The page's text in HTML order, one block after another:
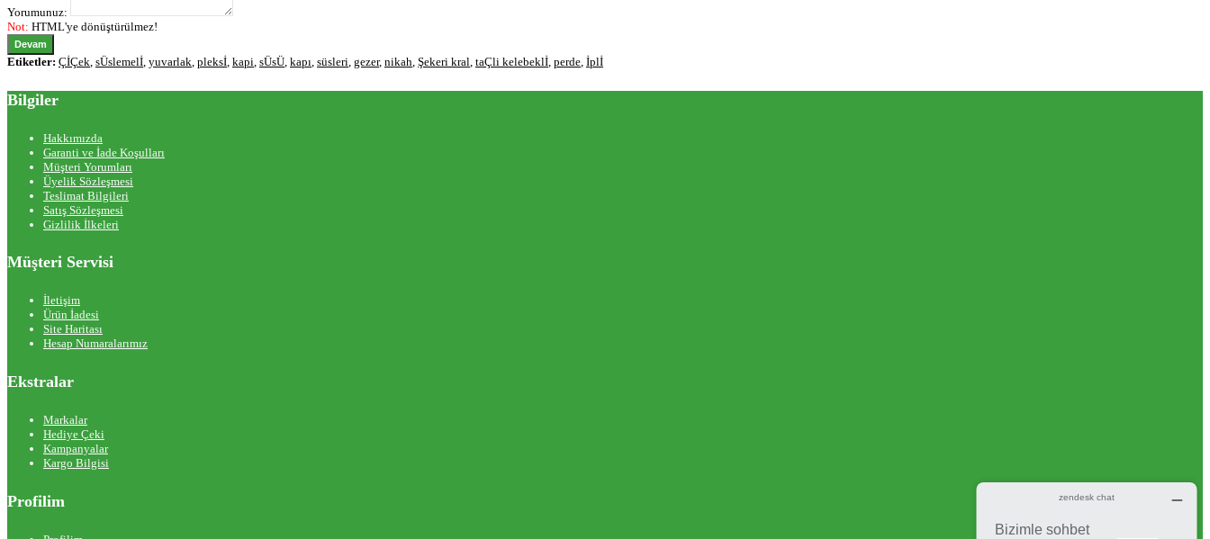
Yorumunuz:
Not: HTML'ye dönüştürülmez!
Devam
Etiketler: ÇİÇek sÜslemelİ yuvarlak pleksİ kapi sÜsÜ kapı süsleri gezer, nikah Şekeri kral taÇli kelebeklİ perde İplİ
Bilgiler
Hakkımızda
Garanti ve İade Koşulları
Müşteri Yorumları
Üyelik Sözleşmesi
Teslimat Bilgileri
Satış Sözleşmesi
Gizlilik İlkeleri
Müşteri Servisi
İletişim
Ürün İadesi
Site Haritası
Hesap Numaralarımız
Ekstralar
Markalar
Hediye Çeki
Kampanyalar
Kargo Bilgisi
Profilim